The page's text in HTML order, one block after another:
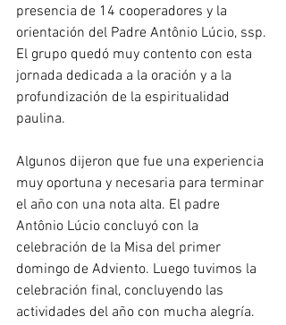
presencia de 14 cooperadores y la
orientación del Padre Antônio Lúcio, ssp.
El grupo quedó muy contento con esta
jornada dedicada a la oración y a la
profundización de la espiritualidad
paulina.
Algunos dijeron que fue una experiencia
muy oportuna y necesaria para terminar
el año con una nota alta. El padre
Antônio Lúcio concluyó con la
celebración de la Misa del primer
domingo de Adviento. Luego tuvimos la
celebración final, concluyendo las
actividades del año con mucha alegría.